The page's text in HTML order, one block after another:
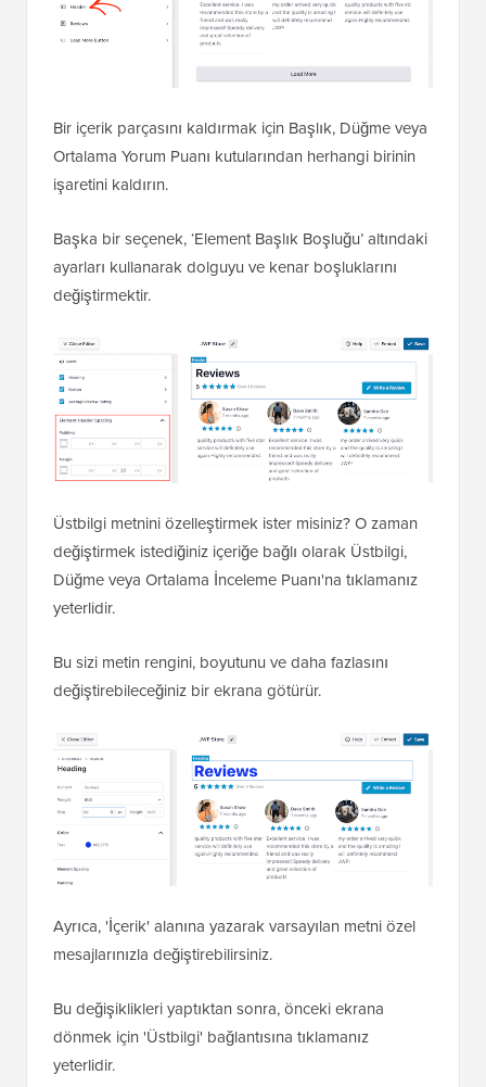
Bir içerik parçasını kaldırmak için Başlık, Düğme veya
Ortalama Yorum Puanı kutularından herhangi birinin
işaretini kaldırın.
Başka bir seçenek, ‘Element Başlık Boşluğu’ altındaki
ayarları kullanarak dolguyu ve kenar boşluklarını
değiştirmektir.
Üstbilgi metnini özelleştirmek ister misiniz? O zaman
değiştirmek istediğiniz içeriğe bağlı olarak Üstbilgi,
Düğme veya Ortalama İnceleme Puanı'na tıklamanız
yeterlidir.
Bu sizi metin rengini, boyutunu ve daha fazlasını
değiştirebileceğiniz bir ekrana götürür.
Ayrıca, 'İçerik' alanına yazarak varsayılan metni özel
mesajlarınızla değiştirebilirsiniz.
Bu değişiklikleri yaptıktan sonra, önceki ekrana
dönmek için 'Üstbilgi' bağlantısına tıklamanız
yeterlidir.